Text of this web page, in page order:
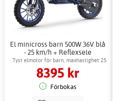
El minicross barn 500W 36V blå
- 25 km/h + Reflexsele
Tyst elmotor för barn, maxhastighet 25
km/h
8395 kr
Förbokas